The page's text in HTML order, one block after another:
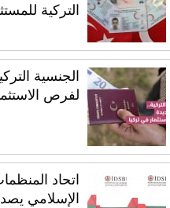
التركية
الجنسية
لفرص
اتحاد
الإسلامي